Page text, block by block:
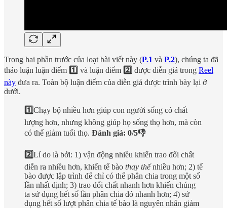
Trong hai phần trước của loạt bài viết này (P.1 và P.2), chúng ta đã
thảo luận luận điểm 1️⃣ và luận điểm 2️⃣ được diễn giả trong Reel
này đưa ra. Toàn bộ luận điểm của diễn giả được trình bày lại ở
dưới.
1️⃣ Chạy bộ nhiều hơn giúp con người sống có chất
lượng hơn, nhưng không giúp họ sống thọ hơn, mà còn
có thể giảm tuổi thọ. Đánh giá: 0/5👎
2️⃣ Lí do là bởi: 1) vận động nhiều khiến trao đổi chất
diễn ra nhiều hơn, khiến tế bào thay thếnhiều hơn; 2) tế
bào được lập trình để chỉ có thể phân chia trong một số
lần nhất định; 3) trao đổi chất nhanh hơn khiến chúng
ta sử dụng hết số lần phân chia đó nhanh hơn; 4) sử
dụng hết số lượt phân chia tế bào là nguyên nhân giảm